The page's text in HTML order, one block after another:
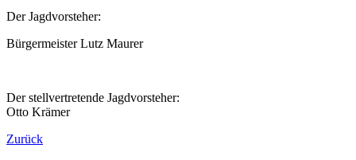
Der Jagdvorsteher:
Bürgermeister Lutz Maurer
Der stellvertretende Jagdvorsteher:
Otto Krämer
Zurück